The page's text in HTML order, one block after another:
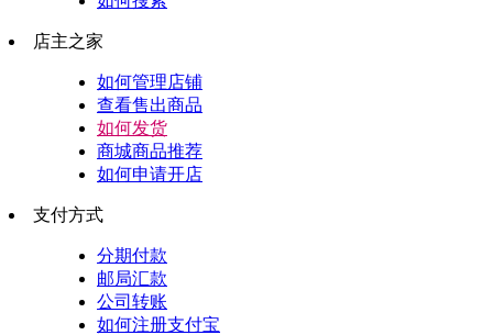
店主之家
如何管理店铺
查看售出商品
如何发货
商城商品推荐
如何申请开店
支付方式
分期付款
邮局汇款
公司转账
如何注册支付宝